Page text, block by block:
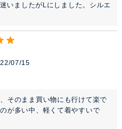
いましたがLにしました。シルエ
07/15
そのまま買い物にも行けて楽で
が多い中、軽くて着やすいで